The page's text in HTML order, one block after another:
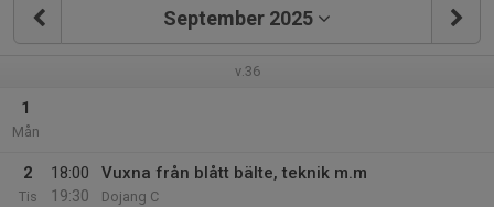
September 2025
v.36
1
Mån
2
Tis
18:00
19:30
Vuxna från blått bälte, teknik m.m
Dojang C